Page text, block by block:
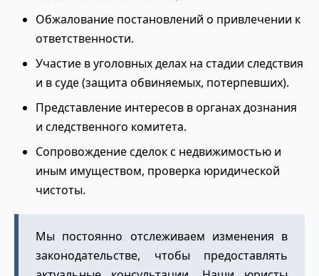
Обжалование постановлений о привлечении к
ответственности.
Участие в уголовных делах на стадии следствия
и в суде (защита обвиняемых, потерпевших).
Представление интересов в органах дознания
и следственного комитета.
Сопровождение сделок с недвижимостью и
иным имуществом, проверка юридической
чистоты.
Мы постоянно отслеживаем изменения в
законодательстве, чтобы предоставлять